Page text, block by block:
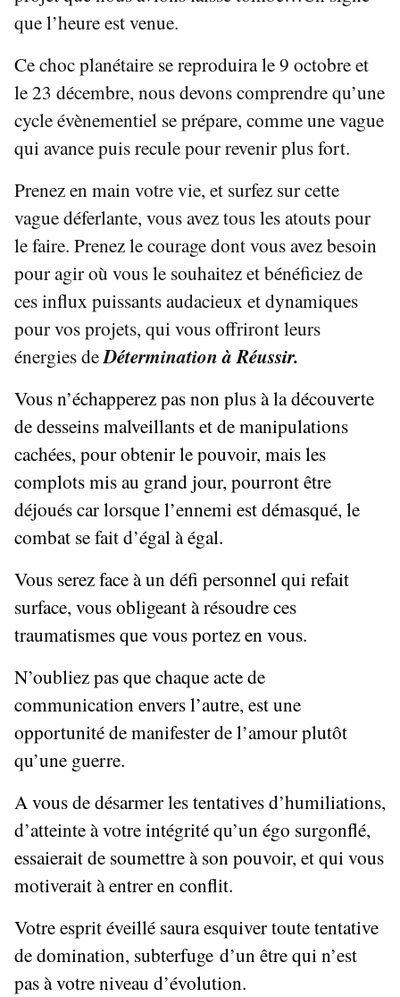
que l’heure est venue.
Ce choc planétaire se reproduira le 9 octobre et
le 23 décembre, nous devons comprendre qu’une
cycle évènementiel se prépare, comme une vague
qui avance puis recule pour revenir plus fort.
Prenez en main votre vie, et surfez sur cette
vague déferlante, vous avez tous les atouts pour
le faire. Prenez le courage dont vous avez besoin
pour agir où vous le souhaitez et bénéficiez de
ces influx puissants audacieux et dynamiques
pour vos projets, qui vous offriront leurs
énergies deDétermination à Réussir.
Vous n’échapperez pas non plus à la découverte
de desseins malveillants et de manipulations
cachées, pour obtenir le pouvoir, mais les
complots mis au grand jour, pourront être
déjoués car lorsque l’ennemi est démasqué, le
combat se fait d’égal à égal.
Vous serez face à un défi personnel qui refait
surface, vous obligeant à résoudre ces
traumatismes que vous portez en vous.
N’oubliez pas que chaque acte de
communication envers l’autre, est une
opportunité de manifester de l’amour plutôt
qu’une guerre.
A vous de désarmer les tentatives d’humiliations,
d’atteinte à votre intégrité qu’un égo surgonflé,
essaierait de soumettre à son pouvoir, et qui vous
motiverait à entrer en conflit.
Votre esprit éveillé saura esquiver toute tentative
de domination, subterfuge d’un être qui n’est
pas à votre niveau d’évolution.